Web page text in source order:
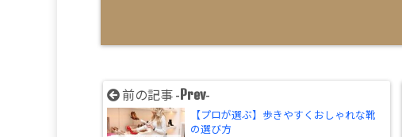
前の記事 - Prev-
【プロが選ぶ】歩きやすくおしゃれな靴
の選び方